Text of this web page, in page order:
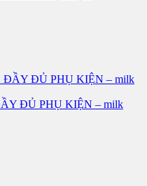
ĐỦ PHỤ KIỆN – milk